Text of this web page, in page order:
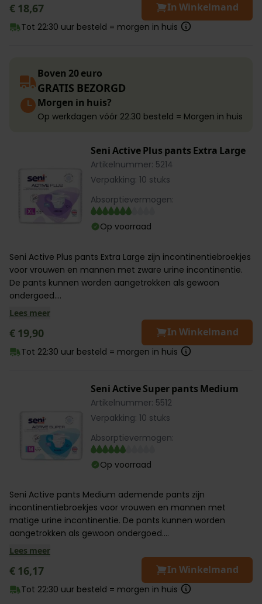
€ 18,67 In Winkelmand
Tot 22:30 uur besteld = morgen in huis
Boven 20 euro
GRATIS BEZORGD
Morgen in huis?
Op werkdagen vóór 22.30 besteld = Morgen in huis
Seni Active Plus pants Extra Large
Artikelnummer: 5214
Verpakking: 10 stuks
Absorptievermogen:
Op voorraad
Seni Active Plus pants Extra Large zijn incontinentiebroekjes
voor vrouwen en mannen met zware urine incontinentie.
De pants kunnen worden aangetrokken als gewoon
ondergoed....
Lees meer
€ 19,90 In Winkelmand
Tot 22:30 uur besteld = morgen in huis
Seni Active Super pants Medium
Artikelnummer: 5512
Verpakking: 10 stuks
Absorptievermogen:
Op voorraad
Seni Active pants Medium ademende pants zijn
incontinentiebroekjes voor vrouwen en mannen met
matige urine incontinentie. De pants kunnen worden
aangetrokken als gewoon ondergoed....
Lees meer
€ 16,17 In Winkelmand
Tot 22:30 uur besteld = morgen in huis